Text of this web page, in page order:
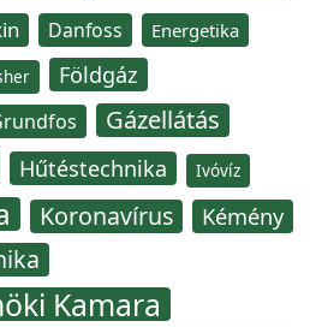
Danfoss Energetika
Földgáz
Gázellátás
Hűtéstechnika Ivóvíz
Koronavírus Kémény
Kamara